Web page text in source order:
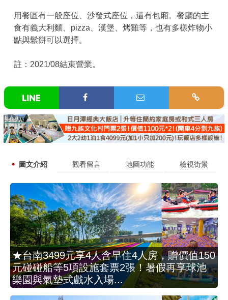
用餐區有一般座位、沙發式座位，還有包廂。餐廳的主
食有義大利麵、pizza、漢堡、烤雞等，也有多樣炸物小
點與鬆餅可以選擇。
註：2021/08結束營業。
圖文介紹 觀看留言 地圖功能 檢視街景
★台南3499元享4人含早住4人房，贈價值150
元碰碰船等5項設施套票2張！暑假再享球池
樂園與氣墊式戲水入場...